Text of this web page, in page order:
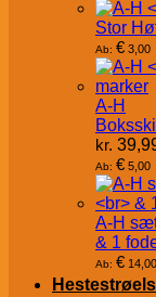
Stor
Ab: € 3,00
A-H
kr.
Ab: € 5,00
A-H
& 1
Ab: € 14,00